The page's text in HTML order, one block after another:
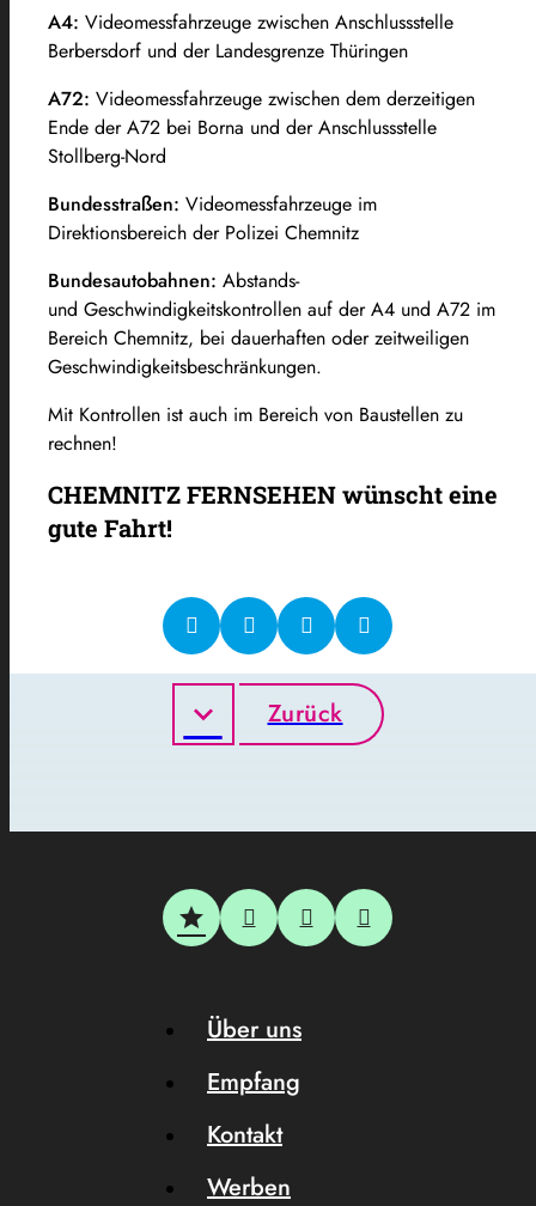
A4: Videomessfahrzeuge zwischen Anschlussstelle
Berbersdorf und der Landesgrenze Thüringen
A72: Videomessfahrzeuge zwischen dem derzeitigen
Ende der A72 bei Borna und der Anschlussstelle
Stollberg-Nord
Bundesstraßen: Videomessfahrzeuge im
Direktionsbereich der Polizei Chemnitz
Bundesautobahnen: Abstands-
und Geschwindigkeitskontrollen auf der A4 und A72 im
Bereich Chemnitz, bei dauerhaften oder zeitweiligen
Geschwindigkeitsbeschränkungen.
Mit Kontrollen ist auch im Bereich von Baustellen zu
rechnen!
CHEMNITZ FERNSEHEN wünscht eine
gute Fahrt!
Zurück
Über uns
Empfang
Kontakt
Werben